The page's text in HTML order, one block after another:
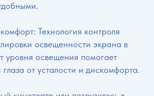
Технология контроля
освещенности экрана в
уровня освещения помогает
от усталости и дискомфорта.